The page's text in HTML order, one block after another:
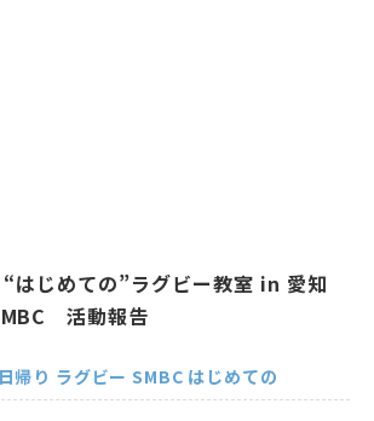
じめての”ラグビー教室 in 愛知
活動報告
日帰り ラグビー SMBC はじめての